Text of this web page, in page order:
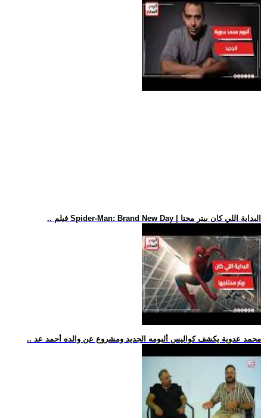
.. فيلم Spider-Man: Brand New Day | البداية اللي كان بيتر محتا
.. محمد عدوية يكشف كواليس ألبومه الجديد ومشروع عن والده أحمد عد